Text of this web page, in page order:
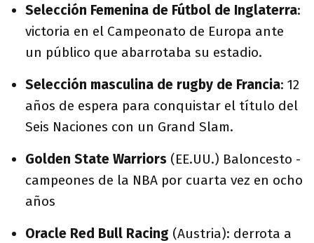
Selección Femenina de Fútbol de Inglaterra:
victoria en el Campeonato de Europa ante
un público que abarrotaba su estadio.
Selección masculina de rugby de Francia: 12
años de espera para conquistar el título del
Seis Naciones con un Grand Slam.
Golden State Warriors (EE.UU.) Baloncesto -
campeones de la NBA por cuarta vez en ocho
años
Oracle Red Bull Racing (Austria): derrota a